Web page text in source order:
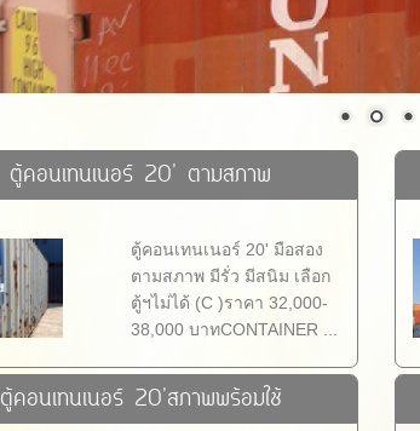
ตู้คอนเทนเนอร์ 20' ตามสภาพ
ตู้คอนเทนเนอร์ 20' มือสอง
ตามสภาพ มีรั่ว มีสนิม เลือก
ตู้ฯไม่ได้ (C )ราคา 32,000-
38,000 บาทCONTAINER ...
ตู้คอนเทนเนอร์ 20'สภาพพร้อมใช้